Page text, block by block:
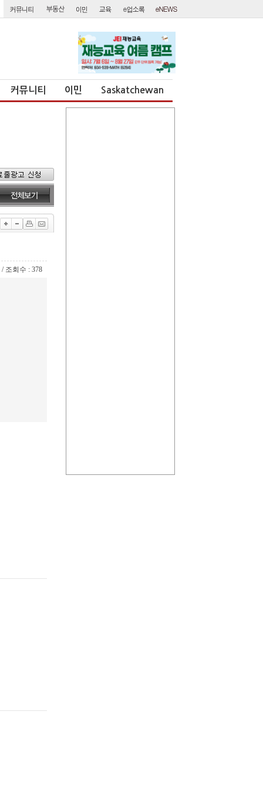
커뮤니티 이민 Saskatchewan
조회수 : 378